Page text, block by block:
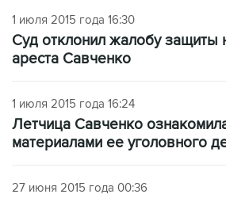
1 июля 2015 года 16:30
Суд отклонил жалобу защиты
ареста Савченко
1 июля 2015 года 16:24
Летчица Савченко
материалами ее уголовного
27 июня 2015 года 00:36